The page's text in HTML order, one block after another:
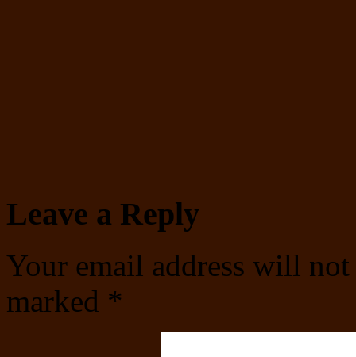
Leave a Reply
Your email address will
marked *